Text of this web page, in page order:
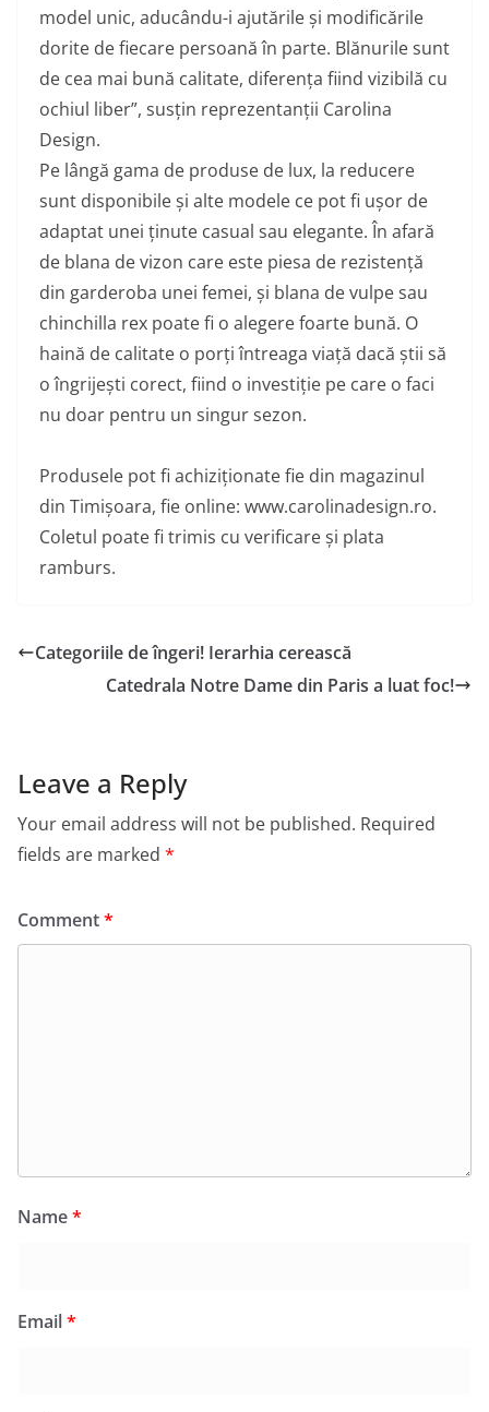
model unic, aducându-i ajutările și modificările
dorite de fiecare persoană în parte. Blănurile sunt
de cea mai bună calitate, diferența fiind vizibilă cu
ochiul liber”, susțin reprezentanții Carolina
Design.
Pe lângă gama de produse de lux, la reducere
sunt disponibile și alte modele ce pot fi ușor de
adaptat unei ținute casual sau elegante. În afară
de blana de vizon care este piesa de rezistență
din garderoba unei femei, și blana de vulpe sau
chinchilla rex poate fi o alegere foarte bună. O
haină de calitate o porți întreaga viață dacă știi să
o îngrijești corect, fiind o investiție pe care o faci
nu doar pentru un singur sezon.
Produsele pot fi achiziționate fie din magazinul
din Timișoara, fie online: www.carolinadesign.ro.
Coletul poate fi trimis cu verificare și plata
ramburs.
Categoriile de îngeri! Ierarhia cerească
Catedrala Notre Dame din Paris a luat foc!
Leave a Reply
Your email address will not be published. Required
fields are marked *
Comment*
Name*
Email*